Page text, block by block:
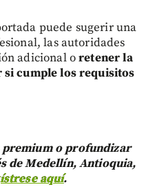
puede sugerir una
las autoridades
adicional oretener la
cumple los requisitos
o profundizar
de Medellín, Antioquia,
aquí.